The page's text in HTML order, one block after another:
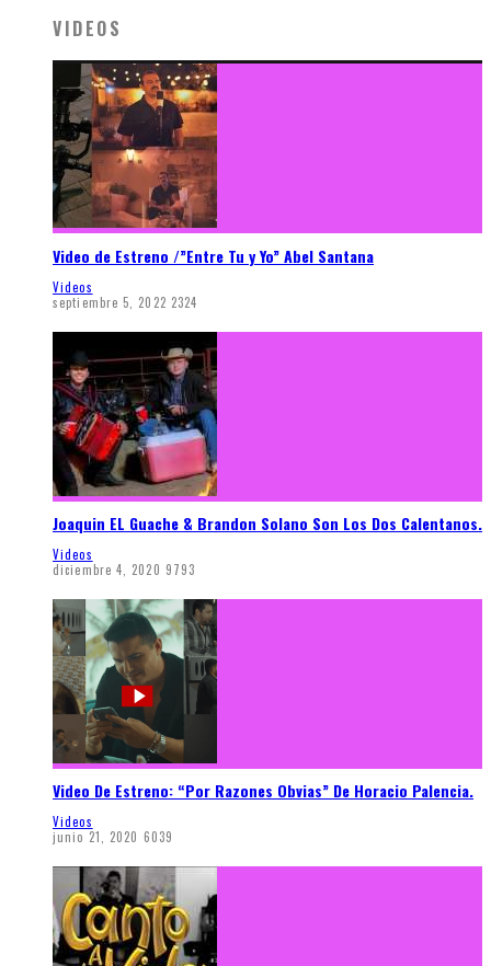
VIDEOS
Video de Estreno /”Entre Tu y Yo” Abel Santana
Videos
septiembre 5, 2022 2324
Joaquin EL Guache & Brandon Solano Son Los Dos Calentanos.
Videos
diciembre 4, 2020 9793
Video De Estreno: “Por Razones Obvias” De Horacio Palencia.
Videos
junio 21, 2020 6039